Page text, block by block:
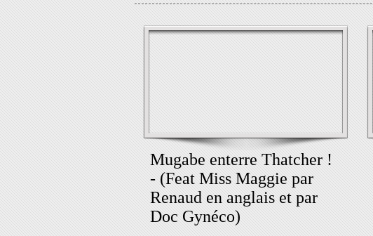
Mugabe enterre Thatcher !
- (Feat Miss Maggie par
Renaud en anglais et par
Doc Gynéco)